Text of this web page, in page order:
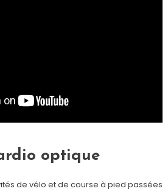
optique
de vélo et de course à pied passées